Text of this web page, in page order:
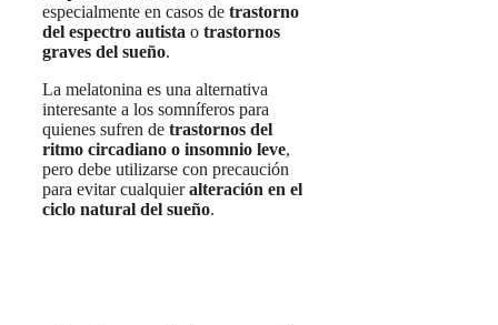
especialmente en casos de trastorno
del espectro autista o trastornos
graves del sueño.
La melatonina es una alternativa
interesante a los somníferos para
quienes sufren de trastornos del
ritmo circadiano o insomnio leve,
pero debe utilizarse con precaución
para evitar cualquieralteración en el
ciclo natural del sueño.